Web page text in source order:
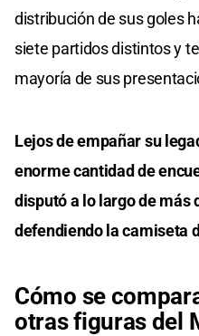
distribución de sus goles
siete partidos distintos y
mayoría de sus
Lejos de empañar su
enorme cantidad de
disputó a lo largo de más
defendiendo la camiseta
Cómo se
otras figuras del